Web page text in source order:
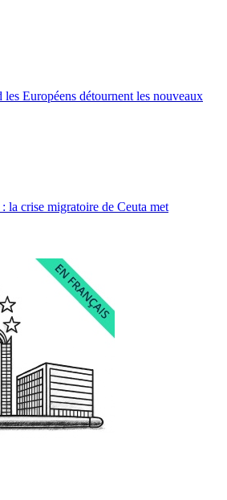
les Européens détournent les nouveaux
la crise migratoire de Ceuta met